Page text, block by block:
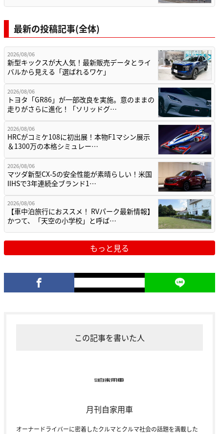
最新の投稿記事(全体)
2026/08/06
新型キックスが大人気！最新販売データとライ
バルから見える「選ばれるワケ」
2026/08/06
トヨタ「GR86」が一部改良を実施。意のままの
走りがさらに進化！「ソリッドグ…
2026/08/06
HRCがコミケ108に初出展！本物F1マシン展示
＆1300万の本格シミュレー…
2026/08/06
マツダ新型CX-5の安全性能が素晴らしい！米国
IIHSで3年連続全ブランド1…
2026/08/06
【車中泊旅行におススメ！ RVパーク最新情報】
かつて、「天空の小学校」と呼ば…
もっと見る
この記事を書いた人
月刊自家用車
オーナードライバーに密着したクルマとクルマ社会の話題を満載した